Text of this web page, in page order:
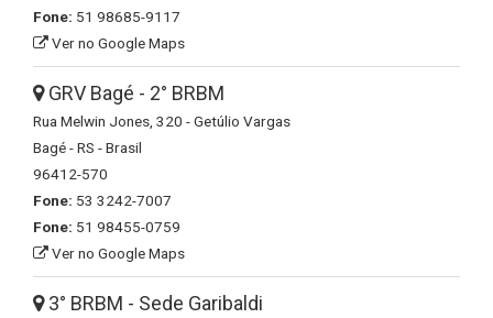
Fone: 51 98685-9117
Ver no Google Maps
GRV Bagé - 2° BRBM
Rua Melwin Jones, 320 - Getúlio Vargas
Bagé - RS - Brasil
96412-570
Fone: 53 3242-7007
Fone: 51 98455-0759
Ver no Google Maps
3° BRBM - Sede Garibaldi